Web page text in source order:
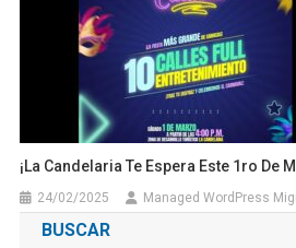
¡La Candelaria Te Espera Este 1ro De
24/02/2025 Managed WordPress
BUSCAR